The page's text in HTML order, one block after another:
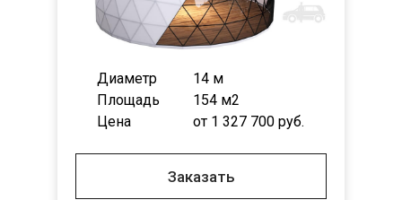
Заказать
Диаметр
Площадь
Цена
14 м
154 м2
от 1 327 700 руб.